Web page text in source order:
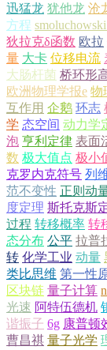
迅猛龙 犹他龙 沧
方程
狄拉克δ函数 欧拉
量 大卡 位移电流
大肠杆菌 桥环形
欧洲物理学报e 物
互作用 企鹅 环志
学 态空间 动力学
泡 亨利定律 表面
数 极大值点 极小
克罗内克符号 列
范不变性 正则动
度定理 斯托克斯
过程 转移概率 转
态分布 公平 拉普
转 化学工业 动量
类比思维 第一性
区块链 量子计算
光速 阿特伍德机
谐振子 6g 康普顿
曹昌祺 量子光学